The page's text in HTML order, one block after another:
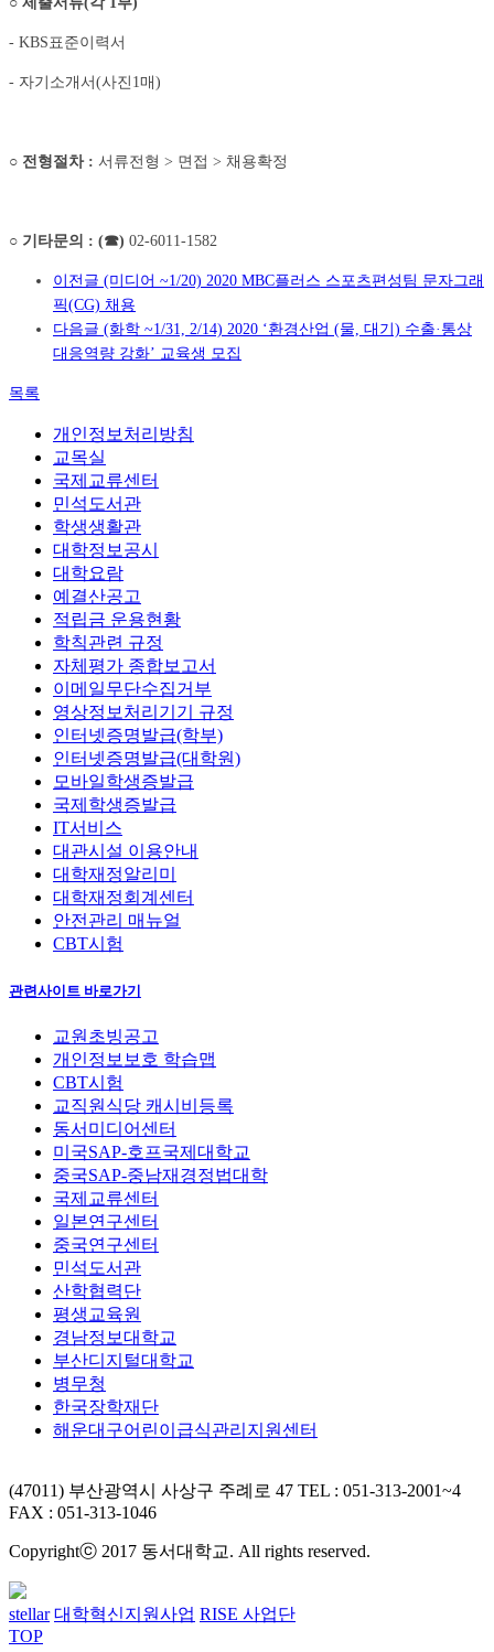
- KBS표준이력서
- 자기소개서(사진1매)
○ 전형절차 : 서류전형 > 면접 > 채용확정
○ 기타문의 : (☎) 02-6011-1582
이전글 (미디어 ~1/20) 2020 MBC플러스 스포츠편성팀 문자그래
픽(CG) 채용
다음글 (화학 ~1/31, 2/14) 2020 ‘환경산업 (물, 대기) 수출·통상
대응역량 강화’ 교육생 모집
목록
개인정보처리방침
교목실
국제교류센터
민석도서관
학생생활관
대학정보공시
대학요람
예결산공고
적립금 운용현황
학칙관련 규정
자체평가 종합보고서
이메일무단수집거부
영상정보처리기기 규정
인터넷증명발급(학부)
인터넷증명발급(대학원)
모바일학생증발급
국제학생증발급
IT서비스
대관시설 이용안내
대학재정알리미
대학재정회계센터
안전관리 매뉴얼
CBT시험
관련사이트 바로가기
교원초빙공고
개인정보보호 학습맵
CBT시험
교직원식당 캐시비등록
동서미디어센터
미국SAP-호프국제대학교
중국SAP-중남재경정법대학
국제교류센터
일본연구센터
중국연구센터
민석도서관
산학협력단
평생교육원
경남정보대학교
부산디지털대학교
병무청
한국장학재단
해운대구어린이급식관리지원센터
(47011) 부산광역시 사상구 주례로 47 TEL : 051-313-2001~4
FAX : 051-313-1046
Copyrightⓒ 2017 동서대학교. All rights reserved.
stellar 대학혁신지원사업 RISE 사업단
TOP